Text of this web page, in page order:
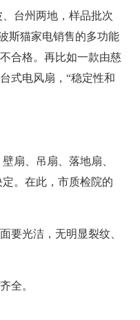
台州两地，样品批次
斯猫家电销售的多功能
合格。再比如一款由慈
式电风扇，“稳定性和
扇、吊扇、落地扇、
。在此，市质检院的
光洁，无明显裂纹、
全。